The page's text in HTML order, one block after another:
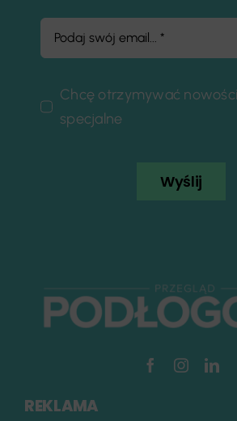
Chcę otrzymywać
specjalne
Wyślij
REKLAMA